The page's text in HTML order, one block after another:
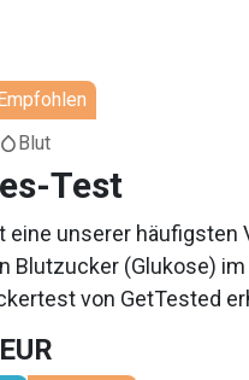
Blut
Test
eine unserer häufigsten
Blutzucker (Glukose)
von GetTested
das Aufschluss
2-Diabetes besteht.